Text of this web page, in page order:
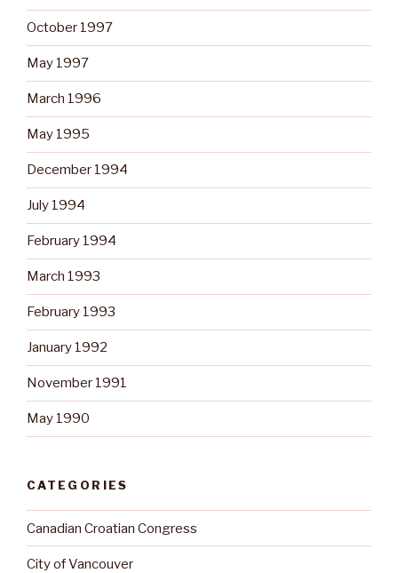
October 1997
May 1997
March 1996
May 1995
December 1994
July 1994
February 1994
March 1993
February 1993
January 1992
November 1991
May 1990
CATEGORIES
Canadian Croatian Congress
City of Vancouver